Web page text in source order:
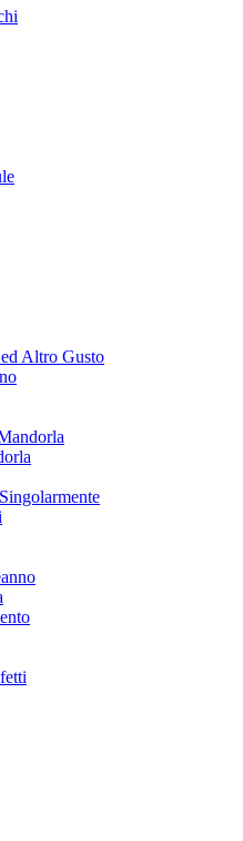
Altro Gusto